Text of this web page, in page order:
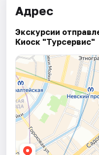
Адрес
Экскурсии
Киоск "Турсервис"